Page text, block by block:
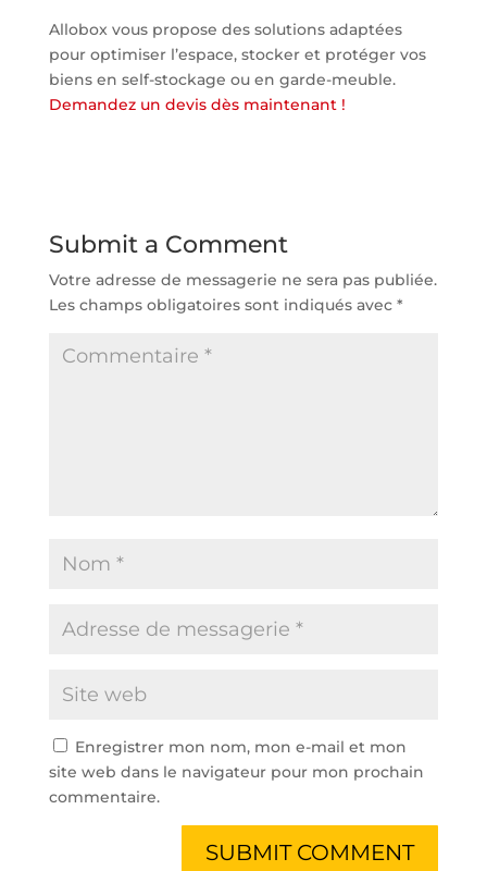
Allobox vous propose des solutions adaptées
pour optimiser l’espace, stocker et protéger vos
biens en self-stockage ou en garde-meuble.
Demandez un devis dès maintenant !
Submit a Comment
Votre adresse de messagerie ne sera pas publiée.
Les champs obligatoires sont indiqués avec *
Enregistrer mon nom, mon e-mail et mon
site web dans le navigateur pour mon prochain
commentaire.